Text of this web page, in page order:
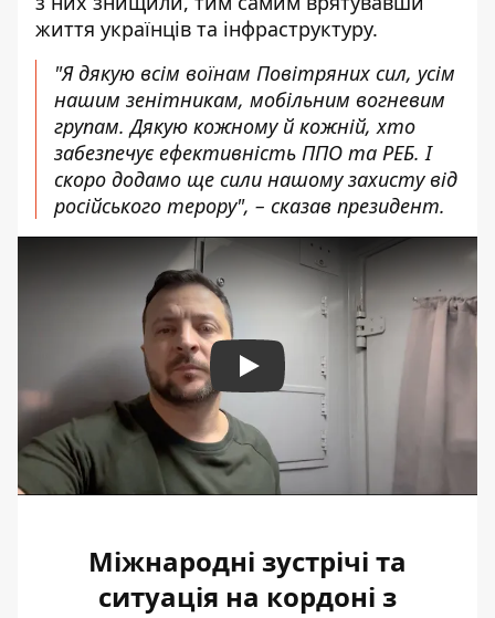
життя українців та інфраструктуру.
"Я дякую всім воїнам Повітряних сил, усім
нашим зенітникам, мобільним вогневим
групам. Дякую кожному й кожній, хто
забезпечує ефективність ППО та РЕБ. І
скоро додамо ще сили нашому захисту від
російського терору", – сказав президент.
Play
Міжнародні зустрічі та
ситуація на кордоні з